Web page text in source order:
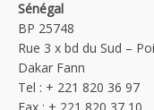
Sénégal
BP 25748
Rue 3 x bd du Sud –
Dakar Fann
Tel : + 221 820 36 97